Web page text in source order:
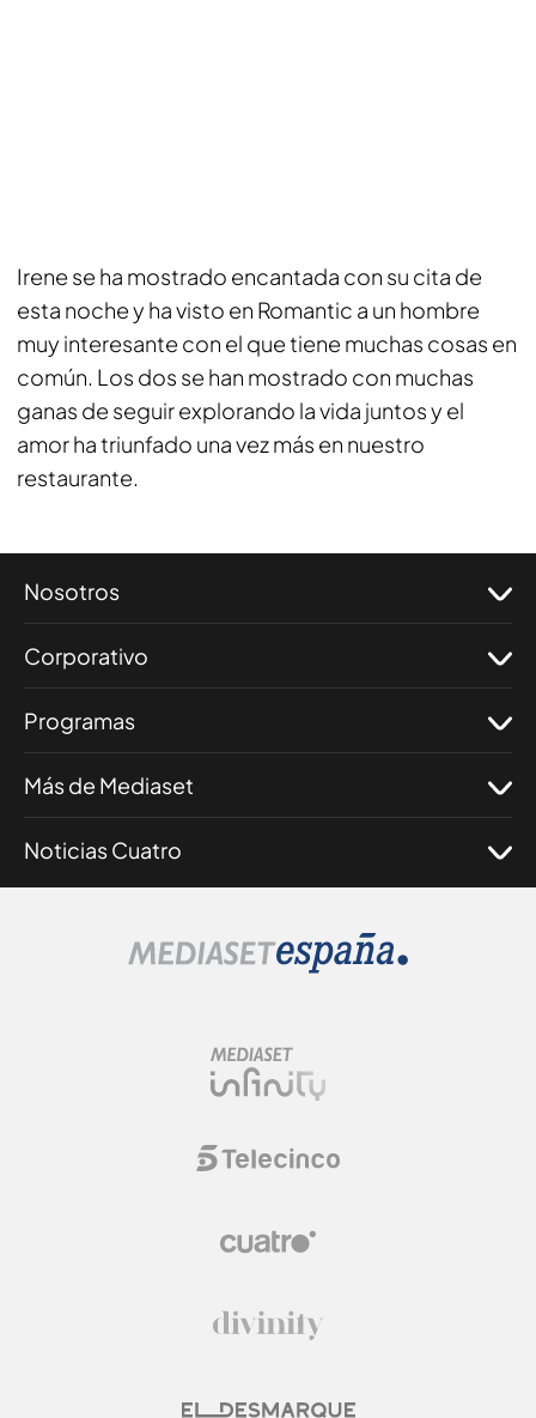
Irene se ha mostrado encantada con su cita de
esta noche y ha visto en Romantic a un hombre
muy interesante con el que tiene muchas cosas en
común. Los dos se han mostrado con muchas
ganas de seguir explorando la vida juntos y el
amor ha triunfado una vez más en nuestro
restaurante.
Nosotros
Corporativo
Programas
Más de Mediaset
Noticias Cuatro